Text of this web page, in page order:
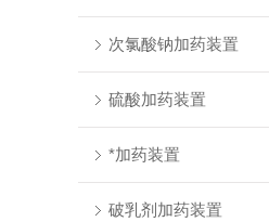
次氯酸钠加药装置
硫酸加药装置
*加药装置
破乳剂加药装置